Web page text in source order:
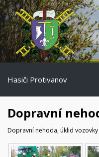
Hasiči Protivanov
Dopravní
Dopravní nehoda, úklid vozovky